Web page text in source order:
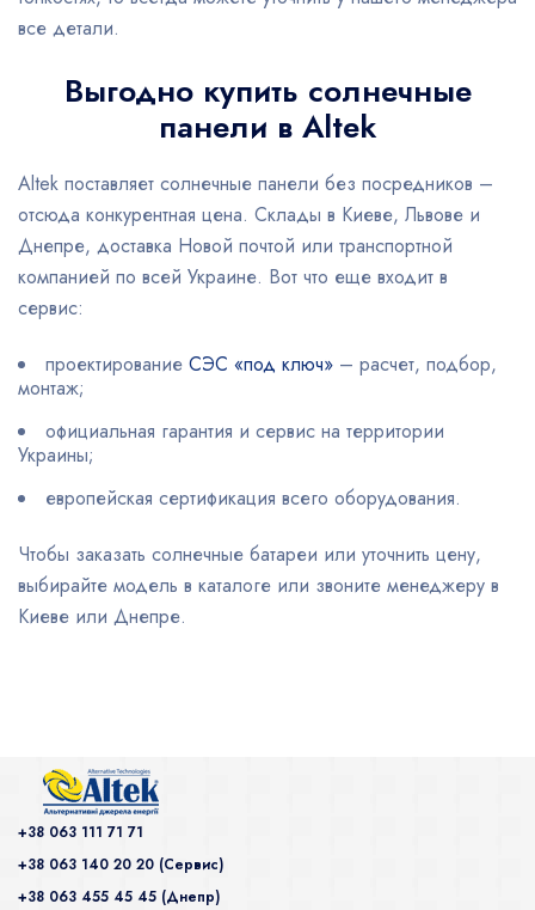
все детали.
Выгодно купить солнечные
панели в Altek
Altek поставляет солнечные панели без посредников –
отсюда конкурентная цена. Склады в Киеве, Львове и
Днепре, доставка Новой почтой или транспортной
компанией по всей Украине. Вот что еще входит в
сервис:
проектирование СЭС «под ключ» – расчет, подбор,
монтаж;
официальная гарантия и сервис на территории
Украины;
европейская сертификация всего оборудования.
Чтобы заказать солнечные батареи или уточнить цену,
выбирайте модель в каталоге или звоните менеджеру в
Киеве или Днепре.
+38 063 111 71 71
+38 063 140 20 20 (Сервис)
+38 063 455 45 45 (Днепр)